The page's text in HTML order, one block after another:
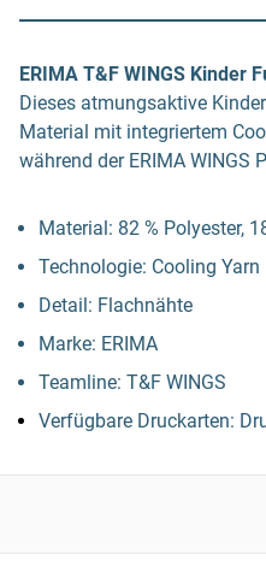
ERIMA T&F WINGS Kinder
Dieses atmungsaktive
Material mit integriertem
während der ERIMA
Material: 82 % Polyester,
Technologie: Cooling Yarn
Detail: Flachnähte
Marke: ERIMA
Teamline: T&F WINGS
Verfügbare Druckarten: